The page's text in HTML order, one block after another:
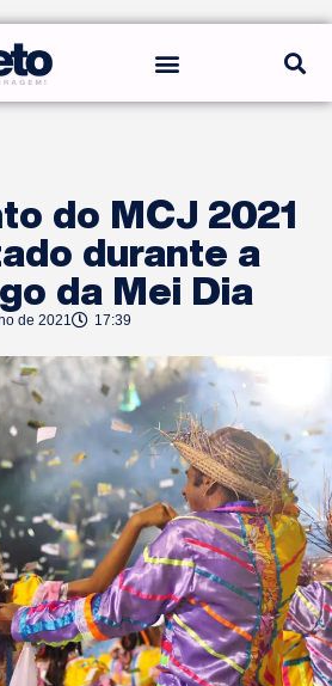
do MCJ 2021
durante a
da Mei Dia
de 2021 17:39